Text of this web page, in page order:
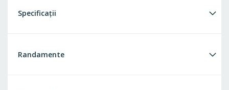
Specificații
Randamente